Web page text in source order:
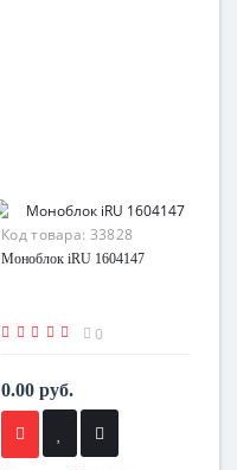
Код товара: 33828
Моноблок iRU 1604147
0
0.00 руб.